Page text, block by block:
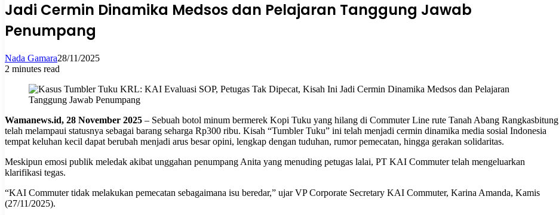
Jadi Cermin Dinamika Medsos dan Pelajaran Tanggung Jawab
Penumpang
Nada Gamara28/11/2025
2 minutes read
Wamanews.id, 28 November 2025 – Sebuah botol minum bermerek Kopi Tuku yang hilang di Commuter Line rute Tanah Abang Rangkasbitung
telah melampaui statusnya sebagai barang seharga Rp300 ribu. Kisah “Tumbler Tuku” ini telah menjadi cermin dinamika media sosial Indonesia
tempat keluhan kecil dapat berubah menjadi arus besar opini, lengkap dengan tuduhan, rumor pemecatan, hingga gerakan solidaritas.
Meskipun emosi publik meledak akibat unggahan penumpang Anita yang menuding petugas lalai, PT KAI Commuter telah mengeluarkan
klarifikasi tegas.
“KAI Commuter tidak melakukan pemecatan sebagaimana isu beredar,” ujar VP Corporate Secretary KAI Commuter, Karina Amanda, Kamis
(27/11/2025).